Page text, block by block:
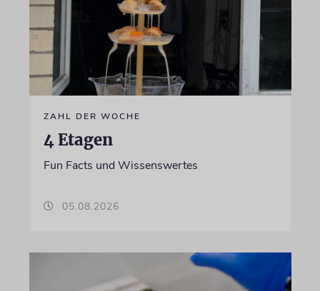
ZAHL DER WOCHE
4 Etagen
Fun Facts und Wissenswertes
05.08.2026